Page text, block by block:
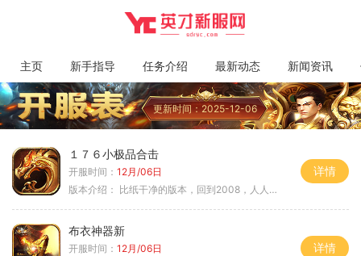
主页 新手指导 任务介绍 最新动态 新闻资讯
更新时间：2025-12-06
１７６小极品合击
开服时间： 12月/06日
版本介绍： 比纸干净的版本，回到2008，人人平等
详情
布衣神器新
开服时间： 12月/06日
详情